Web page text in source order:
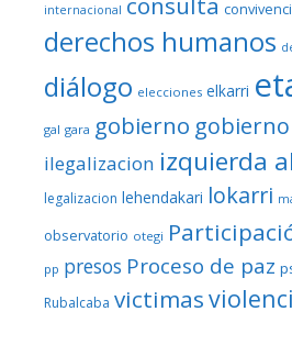
internacional
derechos humanos
diálogo elecciones elkarri
gal gara gobierno gobierno
ilegalizacion izquierda
legalizacion lehendakari lokarri
observatorio otegi
pp presos Proceso de paz
Rubalcaba victimas